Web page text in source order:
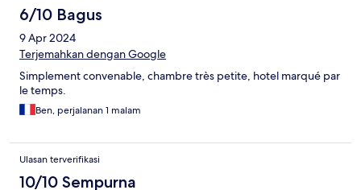
6/10 Bagus
9 Apr 2024
Terjemahkan dengan Google
Simplement convenable, chambre très petite, hotel marqué par
le temps.
Ben, perjalanan 1 malam
Ulasan terverifikasi
10/10 Sempurna